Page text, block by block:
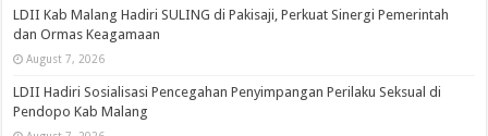
LDII Kab Malang Hadiri SULING di Pakisaji, Perkuat Sinergi Pemerintah
dan Ormas Keagamaan
August 7, 2026
LDII Hadiri Sosialisasi Pencegahan Penyimpangan Perilaku Seksual di
Pendopo Kab Malang